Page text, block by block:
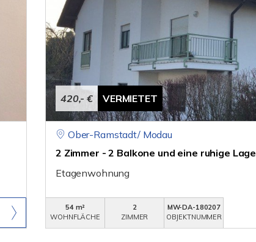
420,- € VERMIETET
Ober-Ramstadt/ Modau
2 Zimmer - 2 Balkone und eine ruhige Lage
Etagenwohnung
54 m²
WOHNFLÄCHE
2
ZIMMER
MW-DA-180207
OBJEKTNUMMER